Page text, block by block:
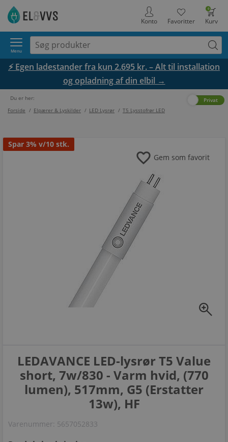
0
Kurv
Favoritter
Konto
Menu
⚡ Egen ladestander fra kun 2.695 kr. – Alt til installation
og opladning af din elbil →
Du er her:
Forside / Elpærer & Lyskilder / LED Lysrør / T5 Lysstofrør LED
Privat
Spar 3% v/10 stk.
zoom_in
favorite Gem som favorit
LEDAVANCE LED-lysrør T5 Value
short, 7w/830 - Varm hvid, (770
lumen), 517mm, G5 (Erstatter
13w), HF
Varenummer: 5657052833